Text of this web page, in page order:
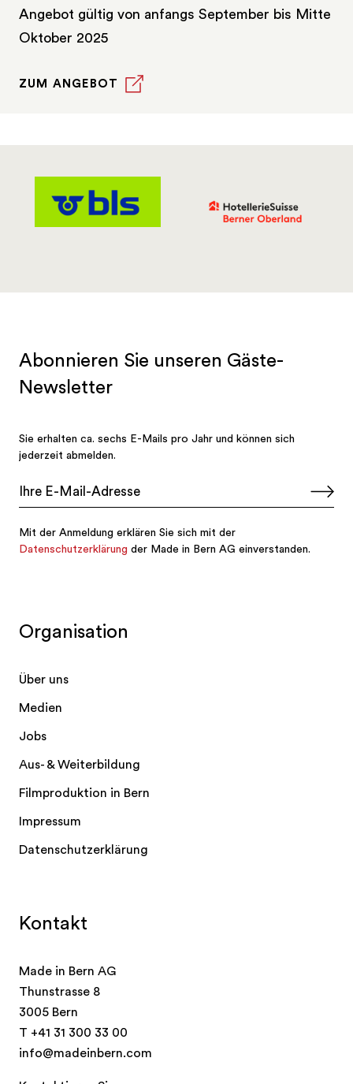
Angebot gültig von anfangs September bis Mitte
Oktober 2025
ZUM ANGEBOT
Kontakt
Made in Bern AG
Thunstrasse 8
3005 Bern
T +41 31 300 33 00
info@madeinbern.com
Organisation
Über uns
Medien
Jobs
Aus- & Weiterbildung
Filmproduktion in Bern
Impressum
Datenschutzerklärung